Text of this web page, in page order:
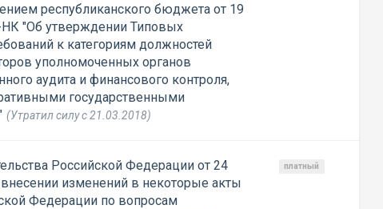
республиканского бюджета от 19
НК "Об утверждении Типовых
к категориям должностей
уполномоченных органов
аудита и финансового контроля,
государственными
(Утратил силу с 21.03.2018)
Российской Федерации от 24
изменений в некоторые акты
Федерации по вопросам
платный